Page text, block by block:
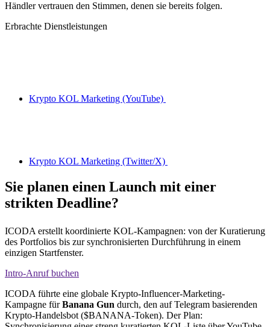
Händler vertrauen den Stimmen, denen sie bereits folgen.
Erbrachte Dienstleistungen
Krypto KOL Marketing (YouTube)
Krypto KOL Marketing (Twitter/X)
Sie planen einen Launch mit einer
strikten Deadline?
ICODA erstellt koordinierte KOL-Kampagnen: von der Kuratierung
des Portfolios bis zur synchronisierten Durchführung in einem
einzigen Startfenster.
Intro-Anruf buchen
ICODA führte eine globale Krypto-Influencer-Marketing-
Kampagne fürBanana Gun durch, den auf Telegram basierenden
Krypto-Handelsbot ($BANANA-Token). Der Plan: